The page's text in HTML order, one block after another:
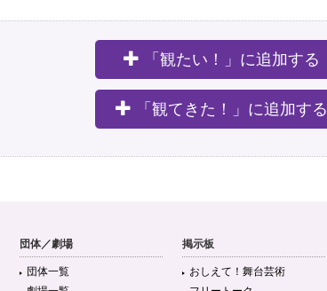
「観たい！」に追加する
「観てきた！」に追加する
団体／劇場
団体一覧
掲示板
おしえて！舞台芸術